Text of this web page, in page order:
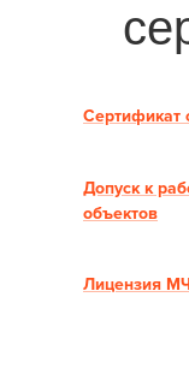
Сертификат
Допуск к
объектов
Лицензия